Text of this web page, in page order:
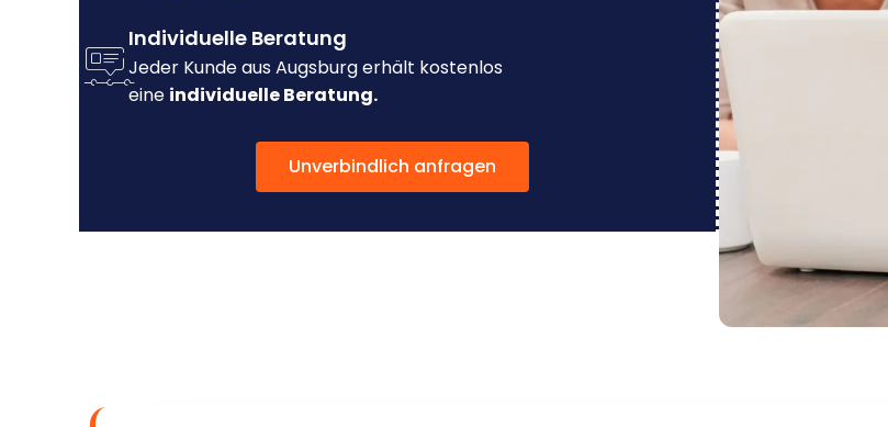
Individuelle Beratung
Jeder Kunde aus Augsburg erhält kostenlos
eine individuelle Beratung.
Unverbindlich anfragen